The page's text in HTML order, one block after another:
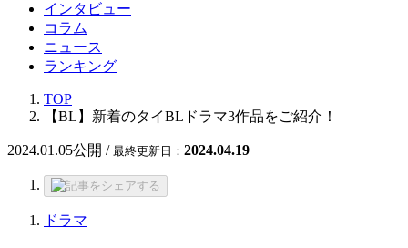
インタビュー
コラム
ニュース
ランキング
TOP
【BL】新着のタイBLドラマ3作品をご紹介！
2024.01.05公開 / 最終更新日： 2024.04.19
ドラマ